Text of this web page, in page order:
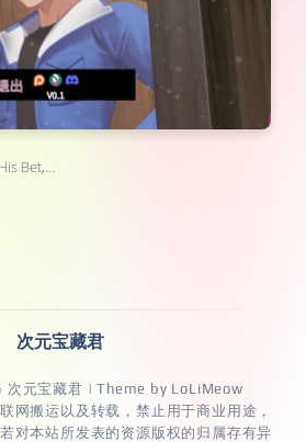
Bet,…
次元宝藏君
次元宝藏君 | Theme by LoLiMeow
网搬运以及转载，禁止用于商业用途，
对本站所发表的资源版权的归属存有异